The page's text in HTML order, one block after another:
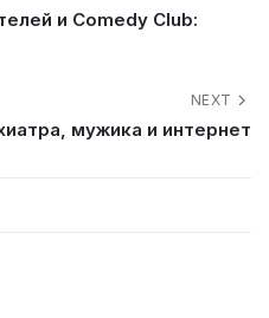
и Comedy Club:
NEXT
мужика и интернет